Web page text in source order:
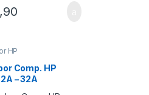
HP
Comp. HP
– 32A